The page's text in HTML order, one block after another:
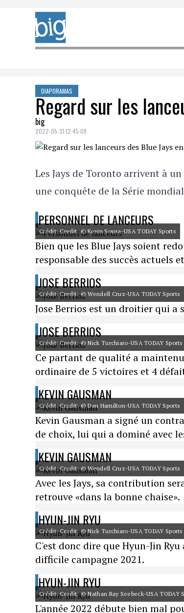
Skip to content
DIAPORAMAS
Regard sur les
big
2022-05-31 12:45:09
Les Jays de Toronto arrivent à
une conquête de la Série
PERSONNEL DE LANCEURS
Crédit: Credit: © Kevin Sousa-USA TODAY Sports
Bien que les Blue Jays soient
responsable des succès actuels
JOSE BERRIOS
Crédit: Credit: © Wendell Cruz-USA TODAY Sports
Jose Berrios est un droitier qui
JOSE BERRIOS
Crédit: Credit: © Nick Turchiaro-USA TODAY Sports
Ce partant de qualité a
ordinaire de 5 victoires et 4
KEVIN GAUSMAN
Crédit: Credit: © Dan Hamilton-USA TODAY Sports
Kevin Gausman a signé un
de choix, lui qui a dominé avec
KEVIN GAUSMAN
Crédit: Credit: © Wendell Cruz-USA TODAY Sports
Avec les Jays, sa contribution
retrouve «dans la bonne chaise».
HYUN-JIN RYU
Crédit: Credit: © Nick Turchiaro-USA TODAY Sports
C'est donc dire que Hyun-Jin
difficile campagne 2021.
HYUN-JIN RYU
Crédit: Credit: © Nathan Ray Seebeck-USA TODAY
L'année 2022 débute bien mal